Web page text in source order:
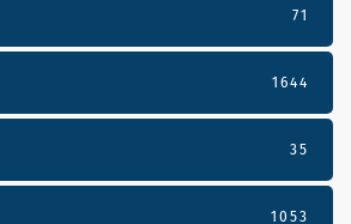
71
1644
35
1053